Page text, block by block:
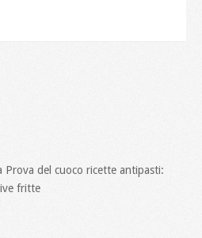
Prova del cuoco ricette antipasti:
fritte